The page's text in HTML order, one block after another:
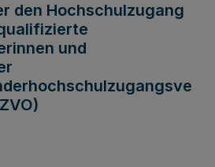
den Hochschulzugang
und